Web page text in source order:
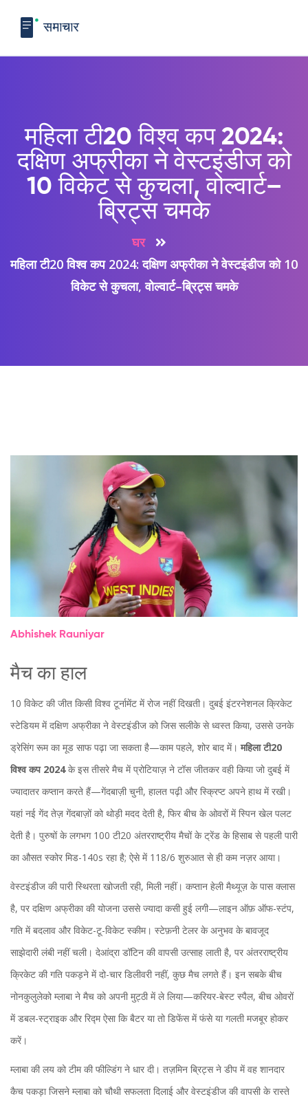
महिला टी20 विश्व कप 2024:
दक्षिण अफ्रीका ने वेस्टइंडीज को
10 विकेट से कुचला, वोल्वार्ट–
ब्रिट्स चमके
घर
महिला टी20 विश्व कप 2024: दक्षिण अफ्रीका ने वेस्टइंडीज को 10
विकेट से कुचला, वोल्वार्ट–ब्रिट्स चमके
Abhishek Rauniyar
मैच का हाल
10 विकेट की जीत किसी विश्व टूर्नामेंट में रोज नहीं दिखती। दुबई इंटरनेशनल क्रिकेट
स्टेडियम में दक्षिण अफ्रीका ने वेस्टइंडीज को जिस सलीके से ध्वस्त किया, उससे उनके
ड्रेसिंग रूम का मूड साफ पढ़ा जा सकता है—काम पहले, शोर बाद में। महिला टी20
विश्व कप 2024के इस तीसरे मैच में प्रोटियाज़ ने टॉस जीतकर वही किया जो दुबई में
ज्यादातर कप्तान करते हैं—गेंदबाज़ी चुनी, हालत पढ़ी और स्क्रिप्ट अपने हाथ में रखी।
यहां नई गेंद तेज़ गेंदबाज़ों को थोड़ी मदद देती है, फिर बीच के ओवरों में स्पिन खेल पलट
देती है। पुरुषों के लगभग 100 टी20 अंतरराष्ट्रीय मैचों के ट्रेंड के हिसाब से पहली पारी
का औसत स्कोर मिड-140s रहा है; ऐसे में 118/6 शुरुआत से ही कम नज़र आया।
वेस्टइंडीज की पारी स्थिरता खोजती रही, मिली नहीं। कप्तान हेली मैथ्यूज़ के पास क्लास
है, पर दक्षिण अफ्रीका की योजना उससे ज्यादा कसी हुई लगी—लाइन ऑफ़ ऑफ-स्टंप,
गति में बदलाव और विकेट-टू-विकेट स्कीम। स्टेफ़नी टेलर के अनुभव के बावजूद
साझेदारी लंबी नहीं चली। देआंद्रा डॉटिन की वापसी उत्साह लाती है, पर अंतरराष्ट्रीय
क्रिकेट की गति पकड़ने में दो-चार डिलीवरी नहीं, कुछ मैच लगते हैं। इन सबके बीच
नोनकुलुलेको म्लाबा ने मैच को अपनी मुट्ठी में ले लिया—करियर-बेस्ट स्पैल, बीच ओवरों
में डबल-स्ट्राइक और रिद्म ऐसा कि बैटर या तो डिफेंस में फंसे या गलती मजबूर होकर
करें।
म्लाबा की लय को टीम की फील्डिंग ने धार दी। तज़मिन ब्रिट्स ने डीप में वह शानदार
कैच पकड़ा जिसने म्लाबा को चौथी सफलता दिलाई और वेस्टइंडीज की वापसी के रास्ते